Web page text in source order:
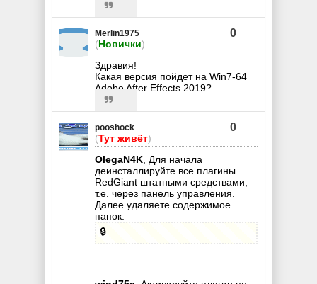
Merlin1975
(Новички)
0
Здравия!
Какая версия пойдет на Win7-64
Adobe After Effects 2019?
pooshock
(Тут живёт)
0
OlegaN4K , Для начала
деинсталлируйте все плагины
RedGiant штатными средствами,
т.е. через панель управления.
Далее удаляете содержимое
папок:
🔒